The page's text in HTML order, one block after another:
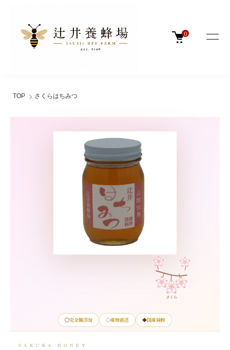
0
TOP さくらはちみつ
さくら
○完全無添加 ◇産地直送 ◆国産純粋
SAKURA HONEY